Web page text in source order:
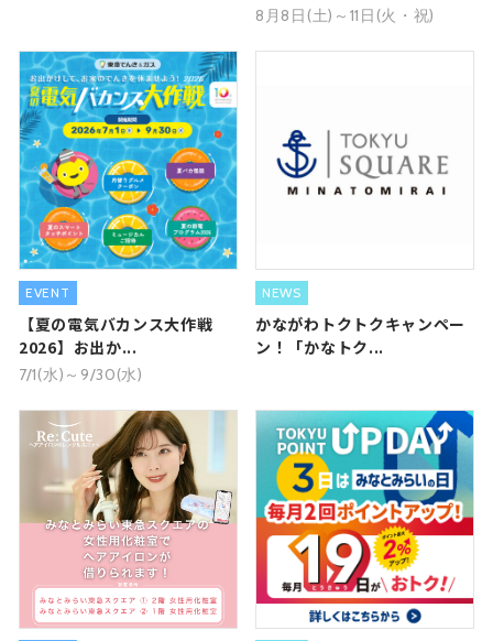
8月8日(土)～11日(火・祝)
EVENT
【夏の電気バカンス大作戦
2026】お出か...
7/1(水)～9/30(水)
NEWS
かながわトクトクキャンペー
ン！「かなトク...